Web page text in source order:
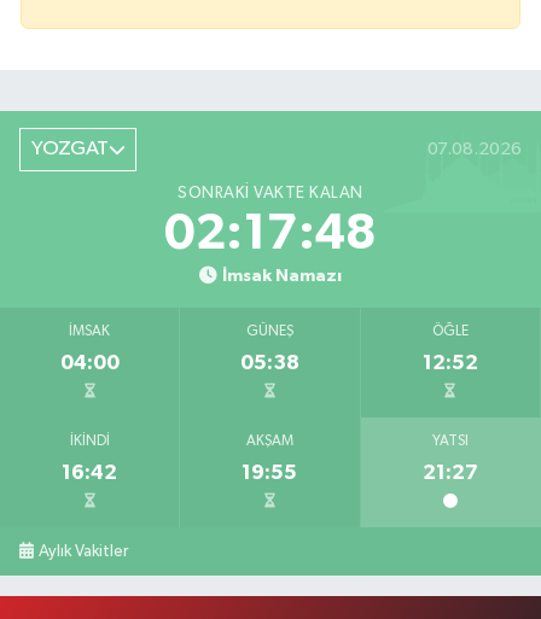
YOZGAT 07.08.2026
SONRAKI VAKTE KALAN
02:17:48
İmsak Namazı
İMSAK
04:00
GÜNEŞ
05:38
ÖĞLE
12:52
İKINDI
16:42
AKŞAM
19:55
YATSI
21:27
Aylık Vakitler